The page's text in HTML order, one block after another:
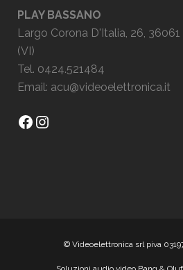
PLAY BASSANO
Largo Corona D'Italia, 26,
(VI)
Tel. 0424.521484
Email: acu@videoelettronica.it
Facebook
Instagram
© Videoelettronica srl piva